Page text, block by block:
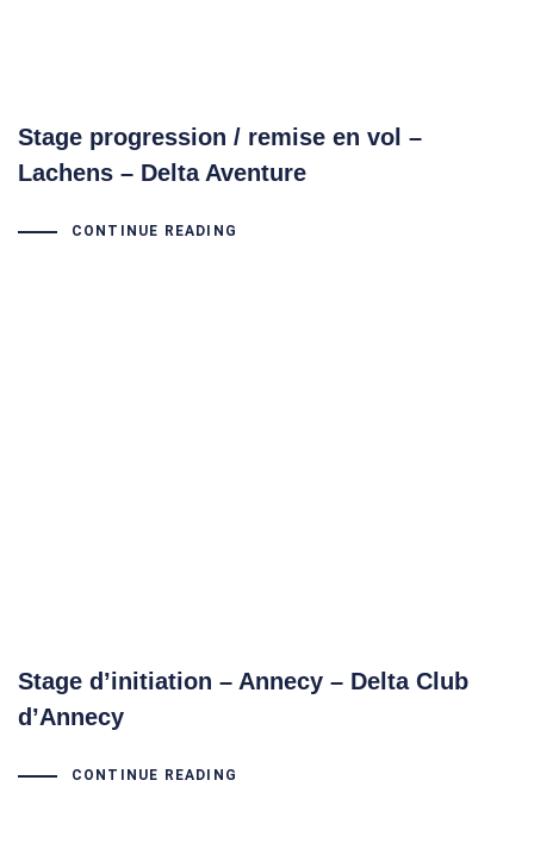
Stage progression / remise en vol –
Lachens – Delta Aventure
CONTINUE READING
Stage d’initiation – Annecy – Delta Club
d’Annecy
CONTINUE READING